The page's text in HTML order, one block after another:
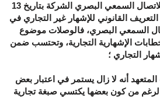
وحيث أبلغت الهيأة العليا للاتصال السمعي البصري الشركة بتاريخ 13
على التعريف القانوني للإشهار غير التجاري في
الاتصال السمعي البصري، فالوصلات موضوع
الإشهارية التجارية، وتحتسب ضمن
التجاري ؛
أنه لا زال يستمر في اعتبار بعض
الرغم من كون بعضها يكتسي صبغة تجارية